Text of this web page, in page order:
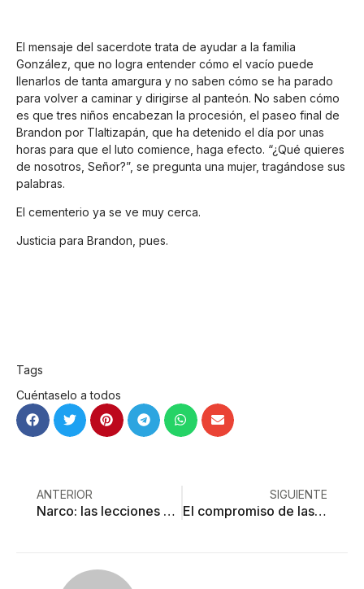
El mensaje del sacerdote trata de ayudar a la familia
González, que no logra entender cómo el vacío puede
llenarlos de tanta amargura y no saben cómo se ha parado
para volver a caminar y dirigirse al panteón. No saben cómo
es que tres niños encabezan la procesión, el paseo final de
Brandon por Tlaltizapán, que ha detenido el día por unas
horas para que el luto comience, haga efecto. “¿Qué quieres
de nosotros, Señor?”, se pregunta una mujer, tragándose sus
palabras.
El cementerio ya se ve muy cerca.
Justicia para Brandon, pues.
Tags
Cuéntaselo a todos
ANTERIOR
Narco: las lecciones de Texcaltitlán
SIGUIENTE
El compromiso de las sombras